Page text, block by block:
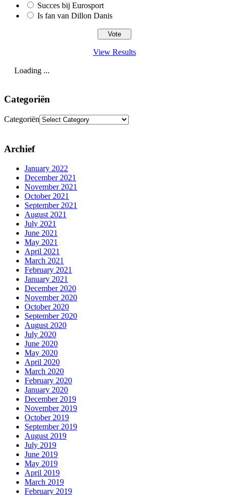
Succes bij Eurosport
Is fan van Dillon Danis
View Results
Loading ...
Categoriën
Categoriën
Archief
January 2022
December 2021
November 2021
October 2021
September 2021
August 2021
July 2021
June 2021
May 2021
April 2021
March 2021
February 2021
January 2021
December 2020
November 2020
October 2020
September 2020
August 2020
July 2020
June 2020
May 2020
April 2020
March 2020
February 2020
January 2020
December 2019
November 2019
October 2019
September 2019
August 2019
July 2019
June 2019
May 2019
April 2019
March 2019
February 2019